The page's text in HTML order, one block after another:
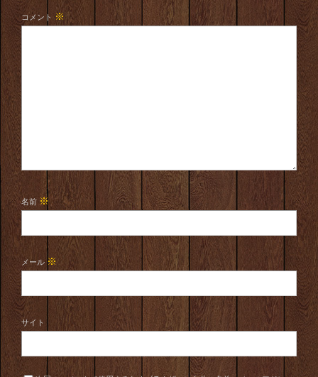
コメント ※
名前 ※
メール ※
サイト